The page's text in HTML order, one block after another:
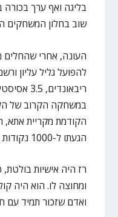
בליגה ואף ערך
שוב בחלון המשחקים
העונה, אחרי
במשחקה הקרוב של
הקודמת מקריית אתא,
הגעתו ל-1000 נקודות בליגת ווינר סל.
רז היה אישיות
ומחוצה לו. הוא היה
ואדם שזכור תמיד עם